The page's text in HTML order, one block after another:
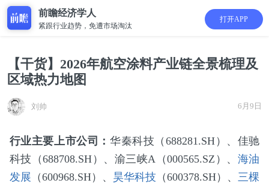
前瞻经济学人
紧跟行业趋势，免遭市场淘汰
打开APP
【干货】2026年航空涂料产业链全景梳理及
区域热力地图
刘帅 6月9日
行业主要上市公司： 华秦科技（688281.SH）、佳驰
科技（688708.SH）、渝三峡A（000565.SZ）、 海油
发展 （600968.SH）、 昊华科技 （600378.SH）、三棵